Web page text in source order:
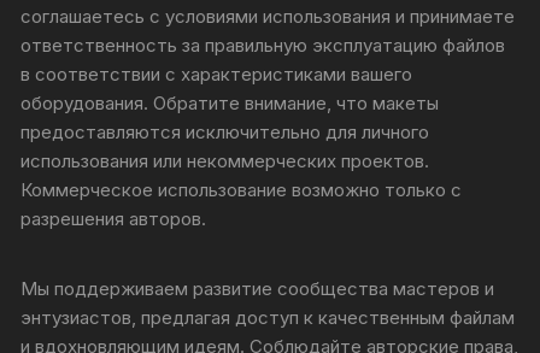
соглашаетесь с условиями использования и принимаете
ответственность за правильную эксплуатацию файлов
в соответствии с характеристиками вашего
оборудования. Обратите внимание, что макеты
предоставляются исключительно для личного
использования или некоммерческих проектов.
Коммерческое использование возможно только с
разрешения авторов.
Мы поддерживаем развитие сообщества мастеров и
энтузиастов, предлагая доступ к качественным файлам
и вдохновляющим идеям. Соблюдайте авторские права,